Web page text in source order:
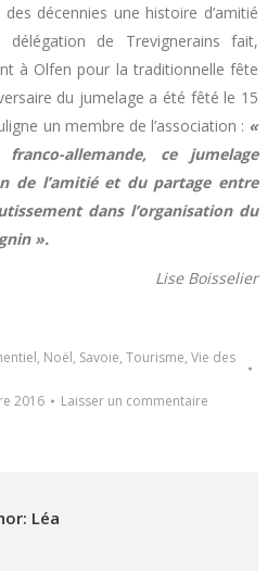
décennies une histoire d’amitié
délégation de Trevignerains fait,
à Olfen pour la traditionnelle fête
du jumelage a été fêté le 15
un membre de l’association : «
allemande, ce jumelage
de l’amitié et du partage entre
dans l’organisation du
».
Lise Boisselier
, Noël, Savoie, Tourisme, Vie des
2016 Laisser un commentaire
Léa